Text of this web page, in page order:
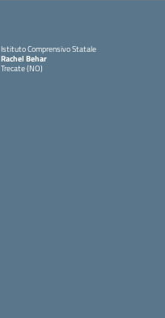
Istituto Comprensivo Statale
Rachel Behar
Trecate (NO)